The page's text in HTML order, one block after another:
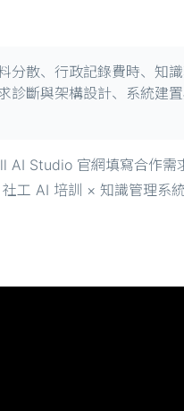
分散、行政記錄費時、知
診斷與架構設計、系統建
AI Studio 官網填寫合作需
工 AI 培訓 × 知識管理系